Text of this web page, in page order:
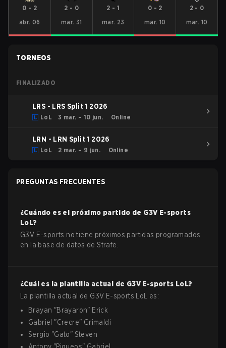
0 - 2
abr. 06
2 - 0
mar. 31
2 -1
mar. 23
0 - 2
mar. 10
2- 0
mar. 10
TORNEOS
FINALIZADO
LRS - LRS Split 1 2026
LoL 3 mar. – 10 jun. Online
LRN - LRN Split 1 2026
LoL 2 mar. – 9 jun. Online
PREGUNTAS FRECUENTES
¿Cuándo es el próximo partido de G3V E-sports
LoL?
G3V E-sports no tiene próximos partidas programados
en la base de datos de Strafe.
¿Cuál es la plantilla actual de G3V E-sports LoL?
La plantilla actual de G3V E-sports LoL
es:
Brayan "Brayaron" Erick
Gabriel "Crecre" Grimaldi
Sergio "Gato" Steven